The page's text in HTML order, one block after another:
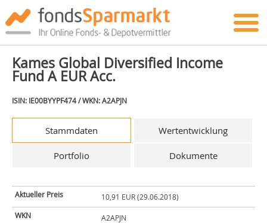
Kames Global Diversified Income
Fund A EUR Acc.
ISIN: IE00BYYPF474 / WKN: A2APJN
Stammdaten Wertentwicklung
Portfolio Dokumente
Aktueller Preis
10,91 EUR (29.06.2018)
WKN
A2APJN